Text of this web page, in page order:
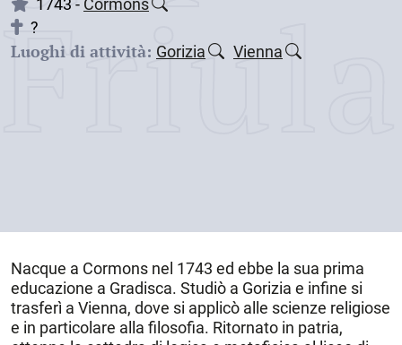
1743 - Cormons
?
Luoghi di attività: Gorizia Vienna
Nacque a Cormons nel 1743 ed ebbe la sua prima
educazione a Gradisca. Studiò a Gorizia e infine si
trasferì a Vienna, dove si applicò alle scienze religiose
e in particolare alla filosofia. Ritornato in patria,